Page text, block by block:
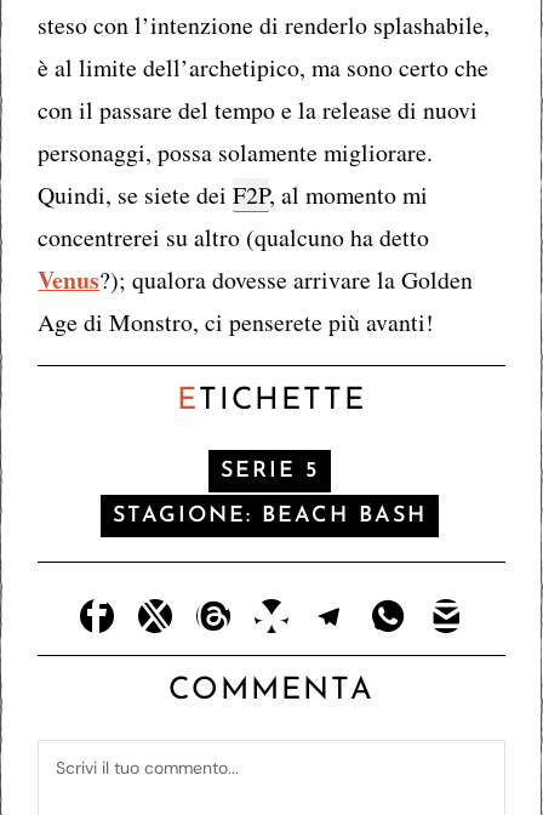
steso con l’intenzione di renderlo splashabile,
è al limite dell’archetipico, ma sono certo che
con il passare del tempo e la release di nuovi
personaggi, possa solamente migliorare.
Quindi, se siete deiF2P, al momento mi
concentrerei su altro (qualcuno ha detto
Venus?); qualora dovesse arrivare la Golden
Age di Monstro, ci penserete più avanti!
ETICHETTE
SERIE 5
STAGIONE: BEACH BASH
COMMENTA